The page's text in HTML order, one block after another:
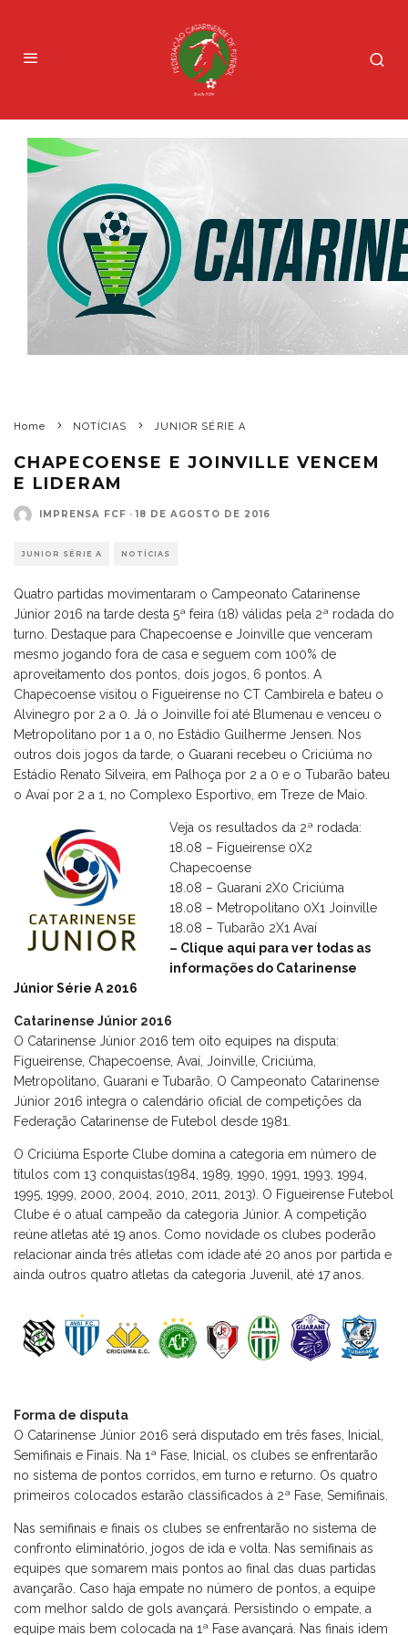
Home NOTÍCIAS JUNIOR SÉRIE A
CHAPECOENSE E JOINVILLE VENCEM
E LIDERAM
IMPRENSA FCF · 18 DE AGOSTO DE 2016
JUNIOR SÉRIE A NOTÍCIAS
Quatro partidas movimentaram o Campeonato Catarinense
Júnior 2016 na tarde desta 5ª feira (18) válidas pela 2ª rodada do
turno. Destaque para Chapecoense e Joinville que venceram
mesmo jogando fora de casa e seguem com 100% de
aproveitamento dos pontos, dois jogos, 6 pontos. A
Chapecoense visitou o Figueirense no CT Cambirela e bateu o
Alvinegro por 2 a 0. Já o Joinville foi até Blumenau e venceu o
Metropolitano por 1 a 0, no Estádio Guilherme Jensen. Nos
outros dois jogos da tarde, o Guarani recebeu o Criciúma no
Estádio Renato Silveira, em Palhoça por 2 a 0 e o Tubarão bateu
o Avaí por 2 a 1, no Complexo Esportivo, em Treze de Maio.
Veja os resultados da 2ª rodada:
18.08 – Figueirense 0X2
Chapecoense
18.08 – Guarani 2X0 Criciúma
18.08 – Metropolitano 0X1 Joinville
18.08 – Tubarão 2X1 Avaí
– Clique aqui para ver todas as
informações do Catarinense
Júnior Série A 2016
Catarinense Júnior 2016
O Catarinense Júnior 2016 tem oito equipes na disputa:
Figueirense, Chapecoense, Avaí, Joinville, Criciúma,
Metropolitano, Guarani e Tubarão. O Campeonato Catarinense
Júnior 2016 integra o calendário oficial de competições da
Federação Catarinense de Futebol desde 1981.
O Criciúma Esporte Clube domina a categoria em número de
títulos com 13 conquistas(1984, 1989, 1990, 1991, 1993, 1994,
1995, 1999, 2000, 2004, 2010, 2011, 2013). O Figueirense Futebol
Clube é o atual campeão da categoria Júnior. A competição
reúne atletas até 19 anos. Como novidade os clubes poderão
relacionar ainda três atletas com idade até 20 anos por partida e
ainda outros quatro atletas da categoria Juvenil, até 17 anos.
Forma de disputa
O Catarinense Júnior 2016 será disputado em três fases, Inicial,
Semifinais e Finais. Na 1ª Fase, Inicial, os clubes se enfrentarão
no sistema de pontos corridos, em turno e returno. Os quatro
primeiros colocados estarão classificados à 2ª Fase, Semifinais.
Nas semifinais e finais os clubes se enfrentarão no sistema de
confronto eliminatório, jogos de ida e volta. Nas semifinais as
equipes que somarem mais pontos ao final das duas partidas
avançarão. Caso haja empate no número de pontos, a equipe
com melhor saldo de gols avançará. Persistindo o empate, a
equipe mais bem colocada na 1ª Fase avançará. Nas finais idem